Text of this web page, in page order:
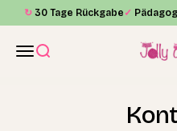
Zum Inhalt springen
↻ 30 Tage Rückgabe ✓
MenüSuche Jolly